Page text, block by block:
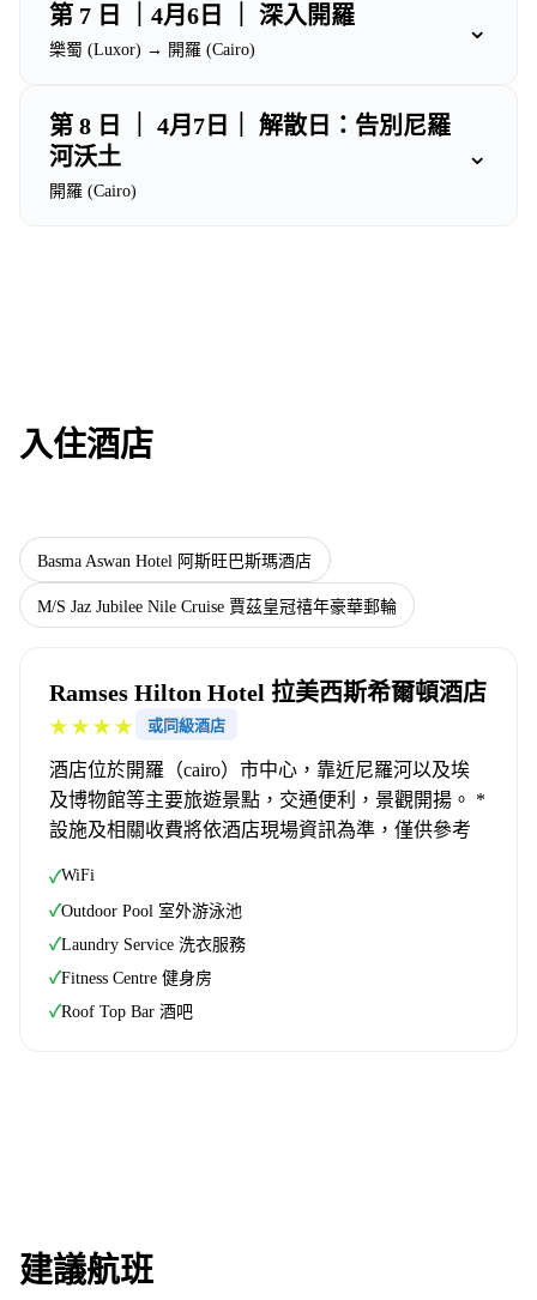
第 7 日 ｜4月6日 ｜ 深入開羅
樂蜀 (Luxor) → 開羅 (Cairo)
⌄
第 8 日 ｜ 4月7日｜ 解散日：告別尼羅
河沃土
開羅 (Cairo)
⌄
入住酒店
Basma Aswan Hotel 阿斯旺巴斯瑪酒店
M/S Jaz Jubilee Nile Cruise 賈茲皇冠禧年豪華郵輪
Ramses Hilton Hotel 拉美西斯希爾頓酒店
★★★★ 或同級酒店
酒店位於開羅（cairo）市中心，靠近尼羅河以及埃
及博物館等主要旅遊景點，交通便利，景觀開揚。 *
設施及相關收費將依酒店現場資訊為準，僅供參考
✓WiFi
✓Outdoor Pool 室外游泳池
✓Laundry Service 洗衣服務
✓Fitness Centre 健身房
✓Roof Top Bar 酒吧
建議航班